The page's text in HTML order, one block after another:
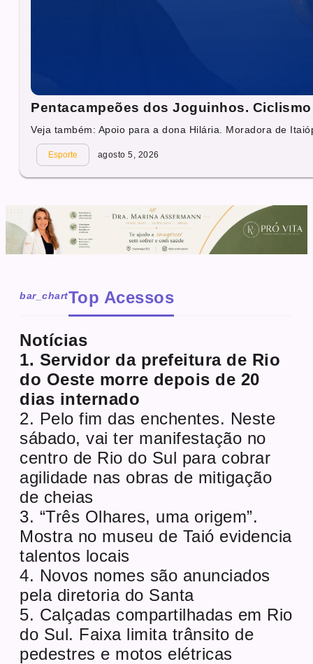
Pentacampeões dos Joguinhos.
Veja também: Apoio para a dona Hilária. Moradora de
Esporte agosto 5, 2026
bar_chartTop Acessos
Notícias
1. Servidor da prefeitura de Rio
do Oeste morre depois de 20
dias internado
2. Pelo fim das enchentes. Neste
sábado, vai ter manifestação no
centro de Rio do Sul para cobrar
agilidade nas obras de mitigação
de cheias
3. “Três Olhares, uma origem”.
Mostra no museu de Taió evidencia
talentos locais
4. Novos nomes são anunciados
pela diretoria do Santa
5. Calçadas compartilhadas em Rio
do Sul. Faixa limita trânsito de
pedestres e motos elétricas